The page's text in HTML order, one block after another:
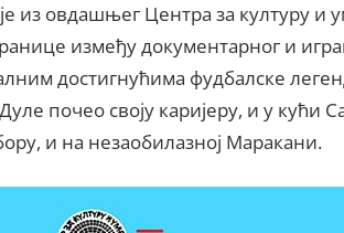
из овдашњег Центра за културу и
између документарног и
достигнућима фудбалске
Дуле почео своју каријеру, и у
и на незаобилазној Маракани.